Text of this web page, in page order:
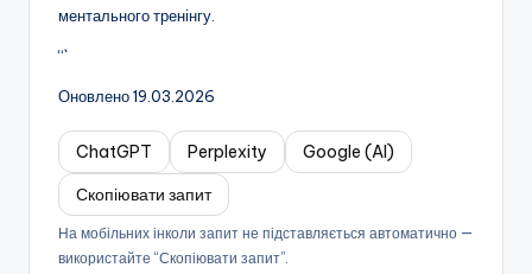
ментального тренінгу.
“`
Оновлено 19.03.2026
ChatGPT Perplexity
Google (AI)
Скопіювати запит
На мобільних інколи запит не підставляється автоматично —
використайте “Скопіювати запит”.